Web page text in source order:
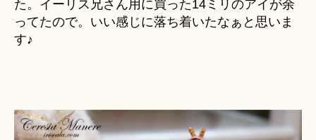
た。イーリス兄さん用に買った14ミリのアイが余
ってたので。いい感じに落ち着いたなぁと思いま
す♪